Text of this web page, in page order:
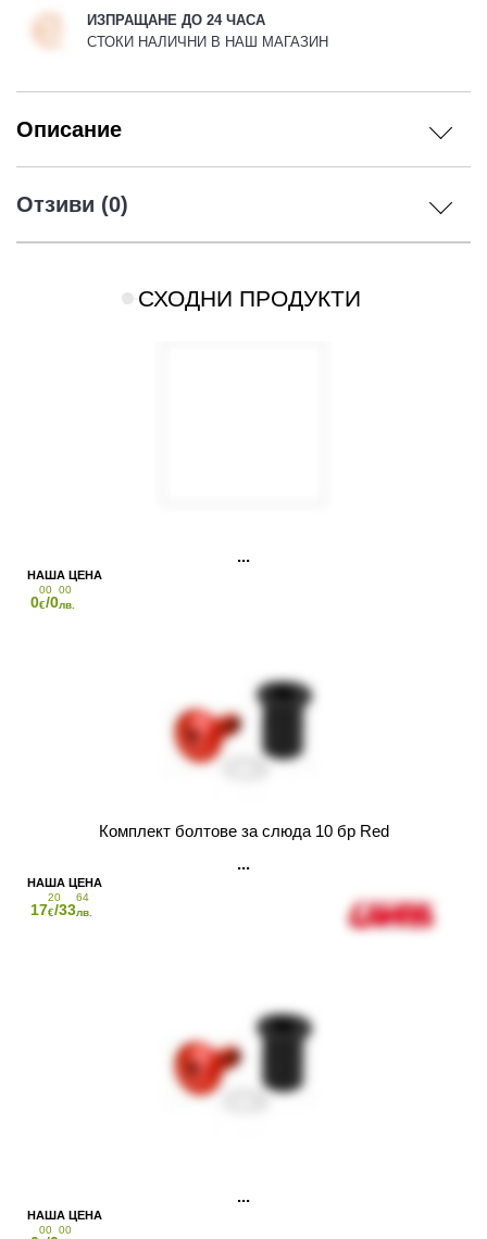
ИЗПРАЩАНЕ ДО 24 ЧАСА
СТОКИ НАЛИЧНИ В НАШ МАГАЗИН
Описание
Отзиви (0)
СХОДНИ ПРОДУКТИ
0
00
€/0
00
лв.
Комплект болтове за слюда 10 бр Red
17
20
€/33
64
лв.
00 00